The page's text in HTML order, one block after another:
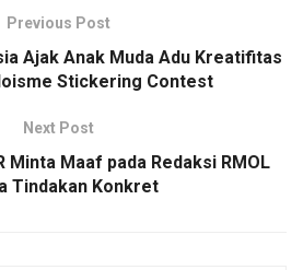
Previous Post
Ajak Anak Muda Adu Kreatifitas
Stickering Contest
Next Post
Minta Maaf pada Redaksi RMOL
Tindakan Konkret